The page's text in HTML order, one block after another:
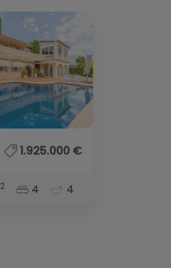
1.925.000 €
2 4 4